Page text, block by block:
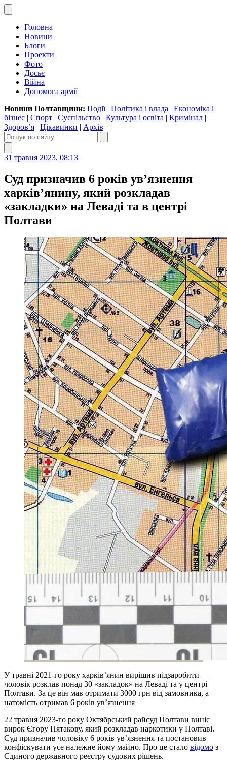
Головна
Новини
Блоги
Проекти
Фото
Досьє
Війна
Допомога армії
Новини Полтавщини: Події| Політика і влада | Економіка і
бізнес | Спорт | Суспільство | Культура і освіта | Кримінал |
Здоров’я | Цікавинки | Архів
31 травня 2023, 08:13
Суд призначив 6 років ув’язнення
харків’янину, який розкладав
«закладки» на Леваді та в центрі
Полтави
У травні 2021-го року харків’янин вирішив підзаробити —
чоловік розклав понад 30 «закладок» на Леваді та у центрі
Полтави. За це він мав отримати 3000 грн від замовника, а
натомість отримав 6 років ув’язнення
22 травня 2023-го року Октябрський райсуд Полтави виніс
вирок Єгору Пятакову, який розкладав наркотики у Полтаві.
Суд призначив чоловіку 6 років ув’язнення та постановив
конфіскувати усе належне йому майно. Про це стало відомо з
Єдиного державного реєстру судових рішень.